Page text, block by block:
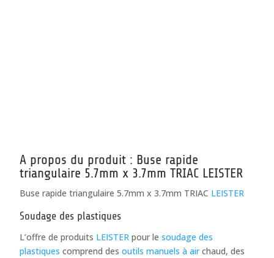
A propos du produit : Buse rapide
triangulaire 5.7mm x 3.7mm TRIAC LEISTER
Buse rapide triangulaire 5.7mm x 3.7mm TRIAC LEISTER
Soudage des plastiques
L’offre de produits LEISTER pour lesoudage des
plastiques comprend desoutils manuels à airchaud, des